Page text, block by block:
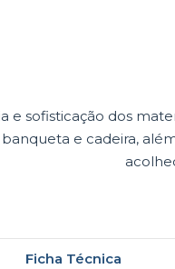
e sofisticação dos
e cadeira,
Ficha Técnica